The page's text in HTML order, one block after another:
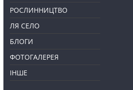
РОСЛИННИЦТВО
ЛЯ СЕЛО
БЛОГИ
ФОТОГАЛЕРЕЯ
ІНШЕ